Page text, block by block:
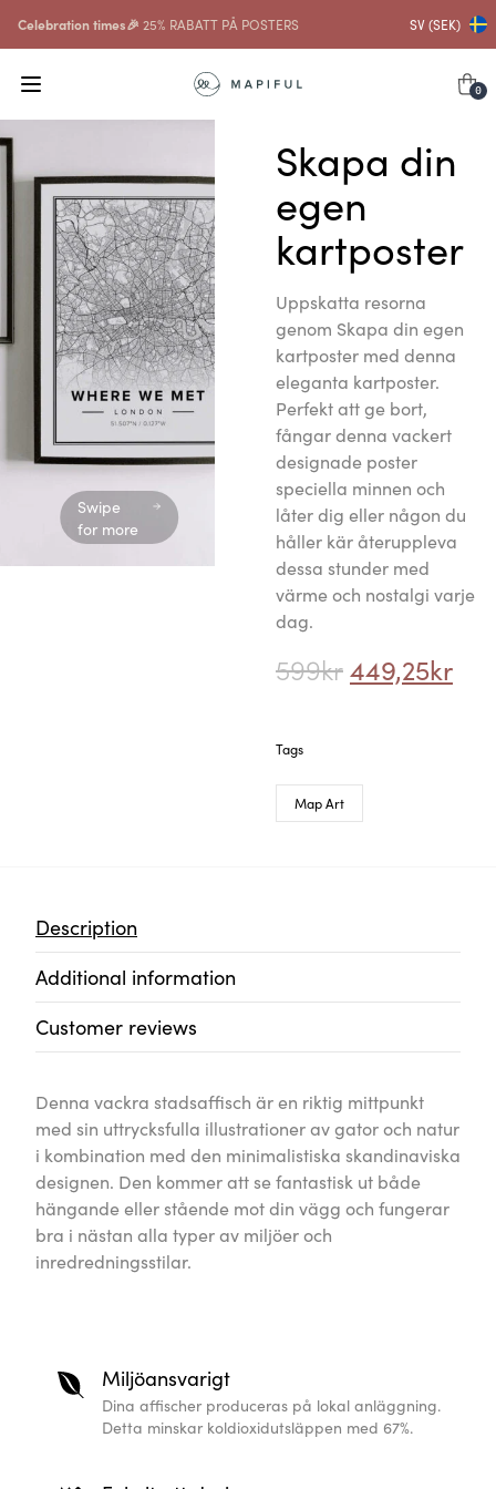
Celebration times🎉 25% RABATT PÅ POSTERS SV (SEK)
0
Swipe
for more
Skapa din
egen
kartposter
Uppskatta resorna
genom Skapa din egen
kartposter med denna
eleganta kartposter.
Perfekt att ge bort,
fångar denna vackert
designade poster
speciella minnen och
låter dig eller någon du
håller kär återuppleva
dessa stunder med
värme och nostalgi varje
dag.
599kr449,25kr
Tags
Map Art
Description
Additional information
Customer reviews
Denna vackra stadsaffisch är en riktig mittpunkt
med sin uttrycksfulla illustrationer av gator och natur
i kombination med den minimalistiska skandinaviska
designen. Den kommer att se fantastisk ut både
hängande eller stående mot din vägg och fungerar
bra i nästan alla typer av miljöer och
inredredningsstilar.
Miljöansvarigt
Dina affischer produceras på lokal anläggning.
Detta minskar koldioxidutsläppen med 67%.